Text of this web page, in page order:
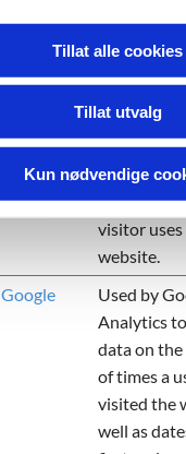
Tillat alle cookies
Tillat utvalg
Kun nødvendige
Registers a
that is
generate
data on
visitor
website.
Google
Used by
Analytics
data on
of times a
visited the
well as